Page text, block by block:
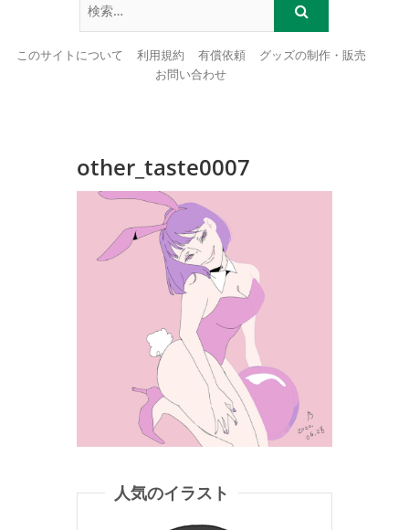
このサイトについて 利用規約 有償依頼
グッズの制作・販売
お問い合わせ
other_taste0007
人気のイラスト